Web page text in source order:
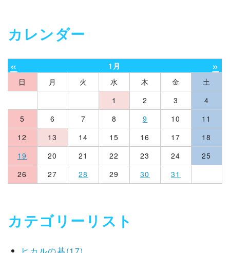
カレンダー
« 1月 »
日 月 火 水 木 金
土
1
2 3
4
5
6 7 8 9 10
11
12
13 14 15 16 17
18
19
20 21 22 23 24
25
26
27 28 29 30 31
カテゴリーリスト